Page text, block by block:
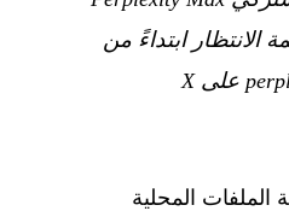
ابتداءً من
الملفات المحلية